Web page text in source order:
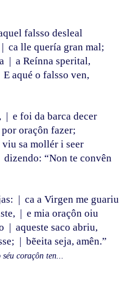
falsso desleal
| ca lle quería gran mal;
| a Reínna sperital,
E aqué o falsso ven,
| e foi da barca decer
oraçôn fazer;
viu sa mollér i seer
dizendo: “Non te convên
| ca a Virgen me guariu
| e mia oraçôn oiu
| aqueste saco abriu,
| bẽeita seja, amên.”
séu coraçôn ten...